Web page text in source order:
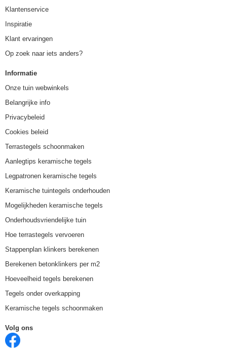
Klantenservice
Inspiratie
Klant ervaringen
Op zoek naar iets anders?
Informatie
Onze tuin webwinkels
Belangrijke info
Privacybeleid
Cookies beleid
Terrastegels schoonmaken
Aanlegtips keramische tegels
Legpatronen keramische tegels
Keramische tuintegels onderhouden
Mogelijkheden keramische tegels
Onderhoudsvriendelijke tuin
Hoe terrastegels vervoeren
Stappenplan klinkers berekenen
Berekenen betonklinkers per m2
Hoeveelheid tegels berekenen
Tegels onder overkapping
Keramische tegels schoonmaken
Volg ons